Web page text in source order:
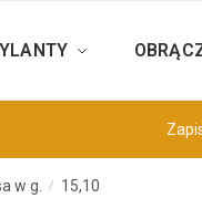
w g. / 15,10